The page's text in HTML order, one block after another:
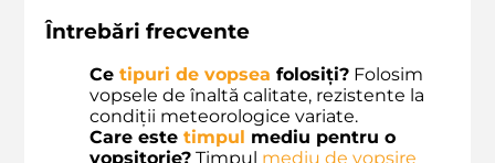
Întrebări frecvente
Ce tipuri de vopsea folosiți? Folosim
vopsele de înaltă calitate, rezistente la
condiții meteorologice variate.
Care este timpul mediu pentru o
vopsitorie? Timpul mediu de vopsire